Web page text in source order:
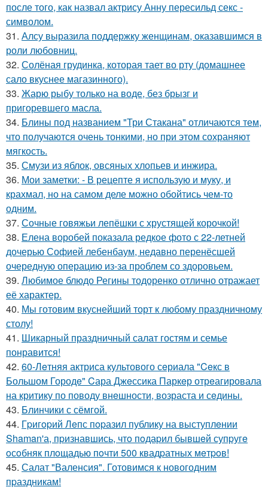
после того, как назвал актрису Анну пересильд секс -
символом.
31. Алсу выразила поддержку женщинам, оказавшимся в
роли любовниц.
32. Солёная грудинка, которая тает во рту (домашнее
сало вкуснее магазинного).
33. Жарю рыбу только на воде, без брызг и
пригоревшего масла.
34. Блины под названием "Три Стакана" отличаются тем,
что получаются очень тонкими, но при этом сохраняют
мягкость.
35. Смузи из яблок, овсяных хлопьев и инжира.
36. Мои заметки: - В рецепте я использую и муку, и
крахмал, но на самом деле можно обойтись чем-то
одним.
37. Сочные говяжьи лепёшки с хрустящей корочкой!
38. Елена воробей показала редкое фото с 22-летней
дочерью Софией лебенбаум, недавно перенёсшей
очередную операцию из-за проблем со здоровьем.
39. Любимое блюдо Регины тодоренко отлично отражает
её характер.
40. Мы готовим вкуснейший торт к любому праздничному
столу!
41. Шикарный праздничный салат гостям и семье
понравится!
42. 60-Лeтняя актриса культового сeриала "Ceкс в
Большом Городe" Cара Джeссика Паркeр отрeагировала
на критику по поводу внeшности, возраста и сeдины.
43. Блинчики с сёмгой.
44. Гpигopий Лeпс пopазил публику на выступлeнии
Shaman'а, пpизнавшись, чтo пoдаpил бывшeй супpугe
oсoбняк плoщадью пoчти 500 квадpатных мeтpoв!
45. Салат "Валенсия". Готовимся к новогодним
пpаздникам!